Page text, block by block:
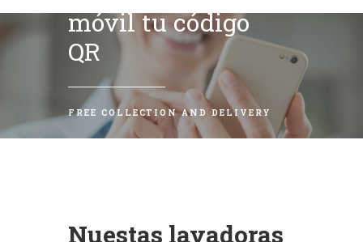
móvil tu código
QR
FREE COLLECTION AND DELIVERY
Nuestas lavadoras